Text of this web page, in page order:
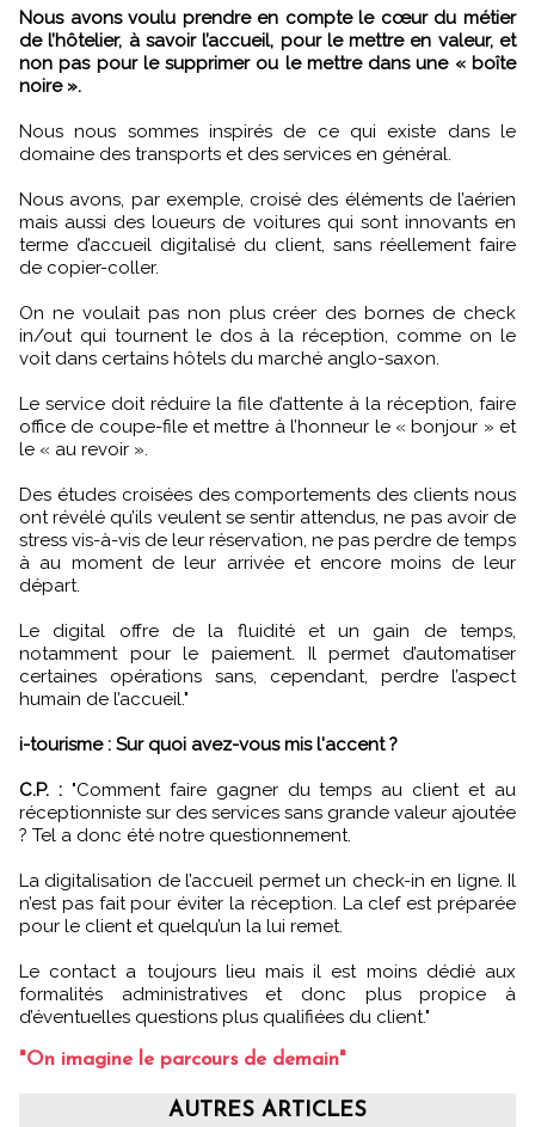
Nous avons voulu prendre en compte le cœur du métier
de l’hôtelier, à savoir l’accueil, pour le mettre en valeur, et
non pas pour le supprimer ou le mettre dans une « boîte
noire ».
Nous nous sommes inspirés de ce qui existe dans le
domaine des transports et des services en général.
Nous avons, par exemple, croisé des éléments de l’aérien
mais aussi des loueurs de voitures qui sont innovants en
terme d’accueil digitalisé du client, sans réellement faire
de copier-coller.
On ne voulait pas non plus créer des bornes de check
in/out qui tournent le dos à la réception, comme on le
voit dans certains hôtels du marché anglo-saxon.
Le service doit réduire la file d’attente à la réception, faire
office de coupe-file et mettre à l’honneur le « bonjour » et
le « au revoir ».
Des études croisées des comportements des clients nous
ont révélé qu’ils veulent se sentir attendus, ne pas avoir de
stress vis-à-vis de leur réservation, ne pas perdre de temps
à au moment de leur arrivée et encore moins de leur
départ.
Le digital offre de la fluidité et un gain de temps,
notamment pour le paiement. Il permet d’automatiser
certaines opérations sans, cependant, perdre l’aspect
humain de l’accueil."
i-tourisme : Sur quoi avez-vous mis l'accent ?
C.P. : "Comment faire gagner du temps au client et au
réceptionniste sur des services sans grande valeur ajoutée
? Tel a donc été notre questionnement.
La digitalisation de l’accueil permet un check-in en ligne. Il
n’est pas fait pour éviter la réception. La clef est préparée
pour le client et quelqu’un la lui remet.
Le contact a toujours lieu mais il est moins dédié aux
formalités administratives et donc plus propice à
d’éventuelles questions plus qualifiées du client."
"On imagine le parcours de demain"
AUTRES ARTICLES